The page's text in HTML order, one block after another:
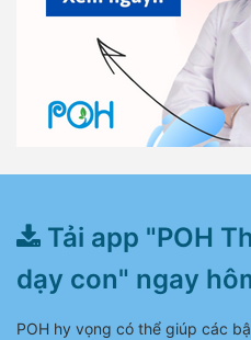
Tải app "POH
dạy con" ngay
POH hy vọng có thể giúp các